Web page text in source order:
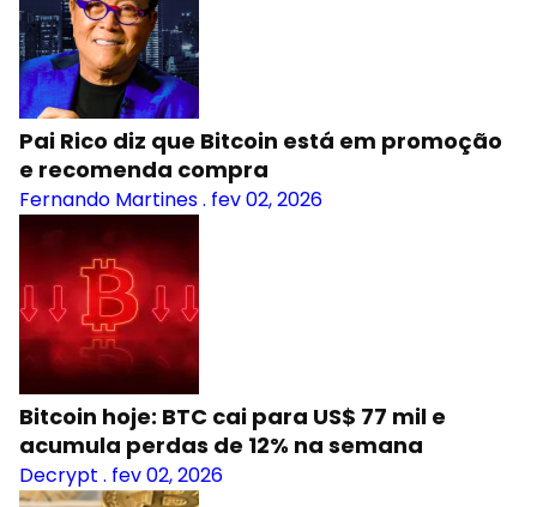
Pai Rico diz que Bitcoin está em promoção
e recomenda compra
Fernando Martines. fev 02, 2026
Bitcoin hoje: BTC cai para US$ 77 mil e
acumula perdas de 12% na semana
Decrypt . fev 02, 2026